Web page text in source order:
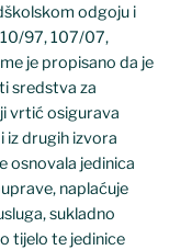
odgoju i
97, 107/07,
je propisano da je
sredstva za
vrtić osigurava
iz drugih izvora
osnovala jedinica
naplaćuje
sukladno
tijelo te jedinice